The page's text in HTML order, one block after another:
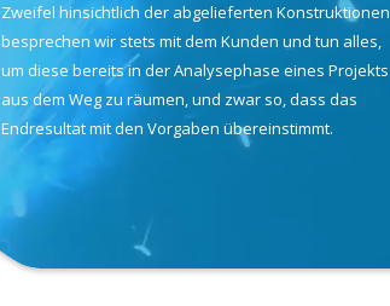
Zweifel hinsichtlich der abgelieferten Konstruktionen
besprechen wir stets mit dem Kunden und tun alles,
um diese bereits in der Analysephase eines Projekts
aus dem Weg zu räumen, und zwar so, dass das
Endresultat mit den Vorgaben übereinstimmt.